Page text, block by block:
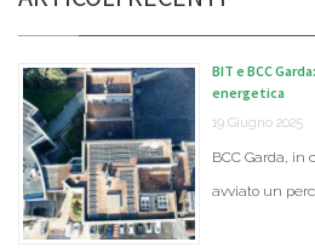
BIT e BCC
energetica
19 Giugno 2025
BCC Garda, in
avviato un